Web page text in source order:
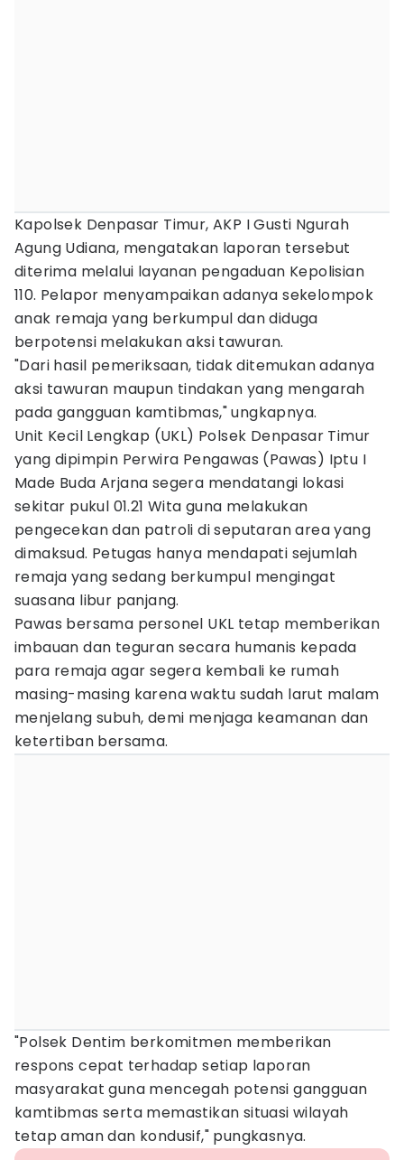
Kapolsek Denpasar Timur, AKP I Gusti Ngurah
Agung Udiana, mengatakan laporan tersebut
diterima melalui layanan pengaduan Kepolisian
110. Pelapor menyampaikan adanya sekelompok
anak remaja yang berkumpul dan diduga
berpotensi melakukan aksi tawuran.
"Dari hasil pemeriksaan, tidak ditemukan adanya
aksi tawuran maupun tindakan yang mengarah
pada gangguan kamtibmas," ungkapnya.
Unit Kecil Lengkap (UKL) Polsek Denpasar Timur
yang dipimpin Perwira Pengawas (Pawas) Iptu I
Made Buda Arjana segera mendatangi lokasi
sekitar pukul 01.21 Wita guna melakukan
pengecekan dan patroli di seputaran area yang
dimaksud. Petugas hanya mendapati sejumlah
remaja yang sedang berkumpul mengingat
suasana libur panjang.
Pawas bersama personel UKL tetap memberikan
imbauan dan teguran secara humanis kepada
para remaja agar segera kembali ke rumah
masing-masing karena waktu sudah larut malam
menjelang subuh, demi menjaga keamanan dan
ketertiban bersama.
"Polsek Dentim berkomitmen memberikan
respons cepat terhadap setiap laporan
masyarakat guna mencegah potensi gangguan
kamtibmas serta memastikan situasi wilayah
tetap aman dan kondusif," pungkasnya.